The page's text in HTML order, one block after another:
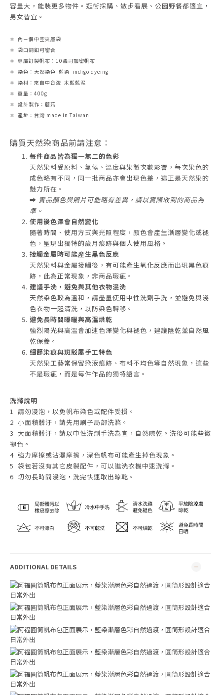
容量大，能裝更多物件。逛街採購、散步看展、公園野餐都適宜，
男女皆宜。
⚛︎ 內ㄧ個中空夾層袋
⚛︎ 袋口銅釦可密合
⚛︎ 專屬訂製帆布：10盎司加密帆布
⚛︎ 染色：天然染色 藍染 indigo dyeing
⚛︎ 染材：來自中台灣 木藍藍泥
⚛︎ 重量：400g
⚛︎ 設計製作：蘑菇
⚛︎ 產地：台灣 made in Taiwan
購買天然染商品前請注意：
每件商品皆為獨一無二的色彩
天然染料受原料、氣候、溫度與染製次數影響，每次染色的
成色略有不同，同一批商品亦會出現色差，這正是天然染的
魅力所在。
➡️ 實品顏色與照片可能略有差異，請以實際收到的商品為
準。
使用後色澤會自然變化
隨著時間、使用方式與光照程度，顏色會產生漸層變化或褪
色，呈現出獨特的歲月痕跡與個人使用風格。
接觸金屬時可能產生黑色反應
天然染料與金屬接觸後，有可能產生氧化反應而出現黑色痕
跡，此為正常現象，非商品瑕疵。
建議手洗，避免與其他衣物混洗
天然染色較為溫和，請盡量使用中性洗劑手洗，並避免與淺
色衣物一起清洗，以防染色轉移。
避免長時間曝曬與高溫烘乾
強烈陽光與高溫會加速色澤變化與褪色，建議陰乾並自然風
乾保養。
細節染痕與斑駁屬手工特色
天然染工藝常保留染液痕跡、布料不均色等自然現象，這些
不是瑕疵，而是每件作品的獨特語言。
洗滌說明
1 請勿浸泡，以免帆布染色或配件受損。
2 小面積髒汙，請先用刷子局部洗滌。
3 大面積髒汙，請以中性洗劑手洗為宜，自然晾乾。洗後可能些微
褪色。
4 強力摩擦或沾濕摩擦，深色帆布可能產生掉色現象。
5 袋包若沒有其它皮製配件，可以進洗衣機中速洗滌 。
6 切勿長時間浸泡，洗完快速取出晾乾。
ADDITIONAL DETAILS